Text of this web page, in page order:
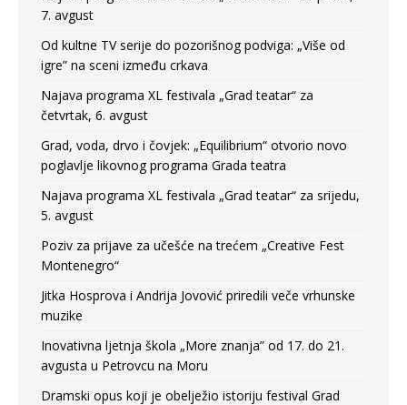
7. avgust
Od kultne TV serije do pozorišnog podviga: „Više od
igre” na sceni između crkava
Najava programa XL festivala „Grad teatar“ za
četvrtak, 6. avgust
Grad, voda, drvo i čovjek: „Equilibrium“ otvorio novo
poglavlje likovnog programa Grada teatra
Najava programa XL festivala „Grad teatar“ za srijedu,
5. avgust
Poziv za prijave za učešće na trećem „Creative Fest
Montenegro“
Jitka Hosprova i Andrija Jovović priredili veče vrhunske
muzike
Inovativna ljetnja škola „More znanja” od 17. do 21.
avgusta u Petrovcu na Moru
Dramski opus koji je obelježio istoriju festival Grad